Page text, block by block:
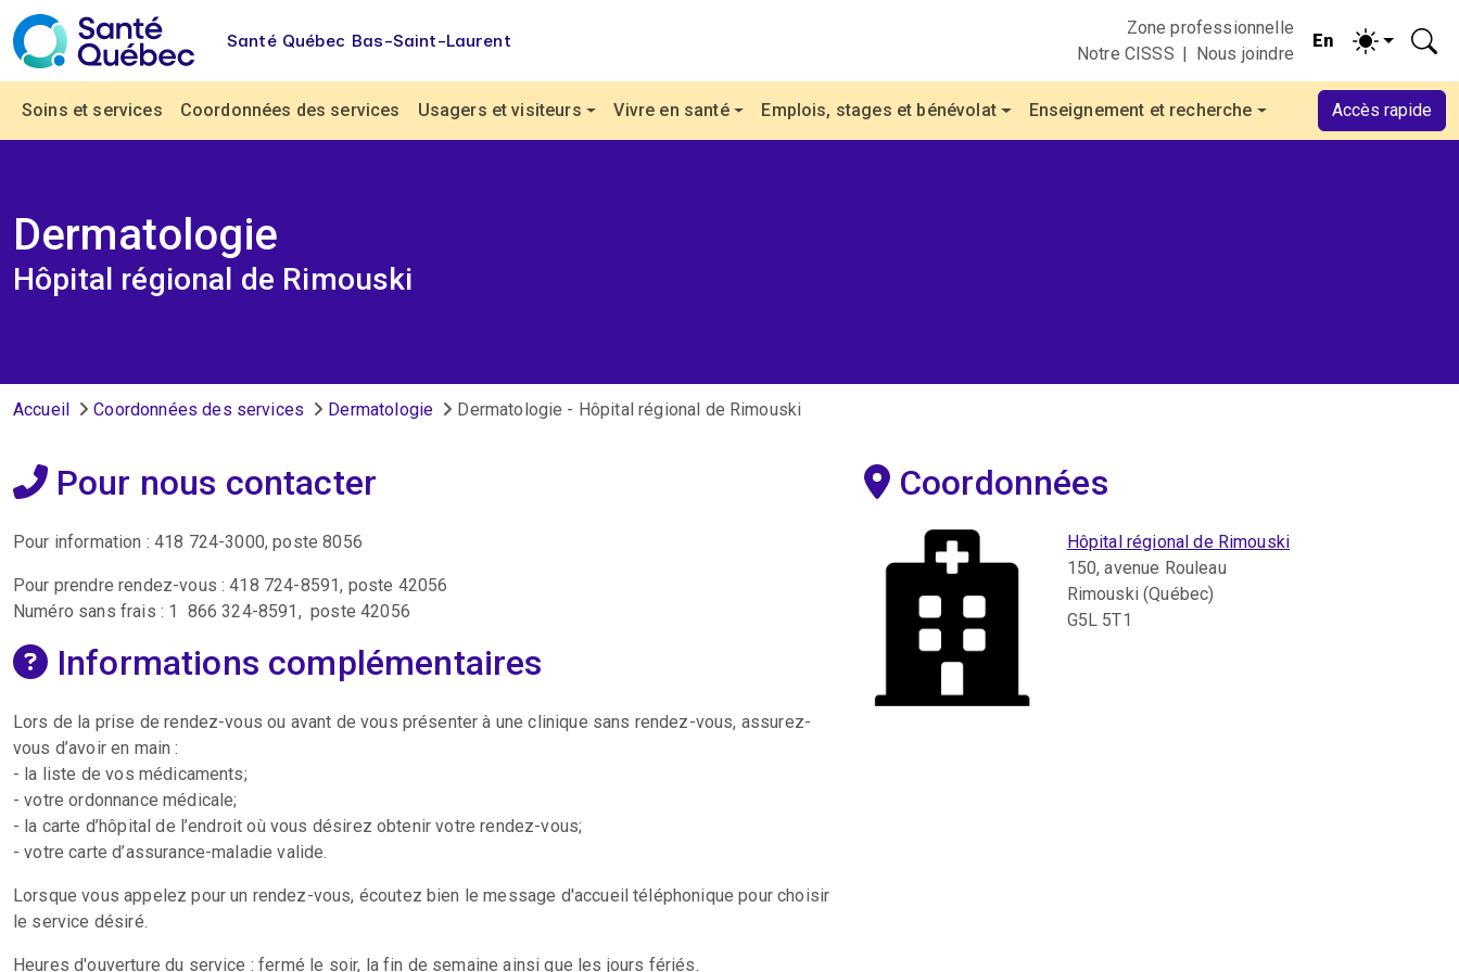
Aller au contenu principal
Santé Québec Bas-Saint-Laurent
Zone professionnelle
Notre CISSS
Nous joindre
Navigation principale
Soins et services Coordonnées des services Usagers et visiteurs Vivre en santé Emplois, stages et bénévolat Enseignement et recherche Accès rapide
Dermatologie
Hôpital régional de Rimouski
Fil d'Ariane
Accueil Coordonnées des services Dermatologie Dermatologie - Hôpital régional de Rimouski
Pour nous contacter
Pour information : 418 724-3000, poste 8056
Pour prendre rendez-vous : 418 724-8591, poste 42056
Numéro sans frais : 1 866 324-8591, poste 42056
Informations complémentaires
Lors de la prise de rendez-vous ou avant de vous présenter à une clinique sans rendez-vous, assurez-
vous d’avoir en main :
- la liste de vos médicaments;
- votre ordonnance médicale;
- la carte d’hôpital de l’endroit où vous désirez obtenir votre rendez-vous;
- votre carte d’assurance-maladie valide.
Lorsque vous appelez pour un rendez-vous, écoutez bien le message d'accueil téléphonique pour choisir
le service désiré.
Heures d'ouverture du service : fermé le soir, la fin de semaine ainsi que les jours fériés.
Coordonnées
Hôpital régional de Rimouski
150, avenue Rouleau
Rimouski (Québec)
G5L 5T1